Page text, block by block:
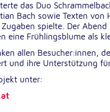
das Duo
Bach sowie Texten
Zugaben spielte. Der
eine Frühlingsblume als
allen Besucher:innen,
und ihre Unterstützung
unter:
LLC
und Anzeigen von Videos